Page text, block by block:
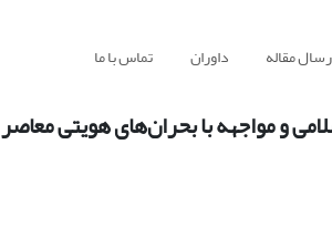
مقاله داوران تماس با ما
و مواجهه با بحران‌های هویتی معاصر